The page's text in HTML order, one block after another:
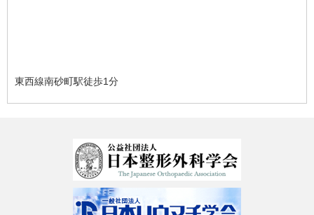
東西線南砂町駅徒歩1分